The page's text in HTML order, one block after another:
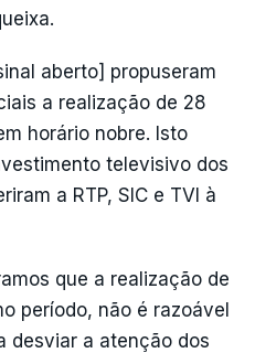
aberto] propuseram
a realização de 28
horário nobre. Isto
televisivo dos
a RTP, SIC e TVI à
que a realização de
período, não é razoável
desviar a atenção dos